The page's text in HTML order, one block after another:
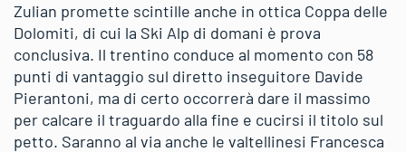
Zulian promette scintille anche in ottica Coppa delle
Dolomiti, di cui la Ski Alp di domani è prova
conclusiva. Il trentino conduce al momento con 58
punti di vantaggio sul diretto inseguitore Davide
Pierantoni, ma di certo occorrerà dare il massimo
per calcare il traguardo alla fine e cucirsi il titolo sul
petto. Saranno al via anche le valtellinesi Francesca